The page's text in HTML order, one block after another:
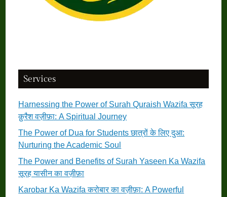
Services
Harnessing the Power of Surah Quraish Wazifa सूरह
क़ुरैश वज़ीफ़ा: A Spiritual Journey
The Power of Dua for Students छात्रों के लिए दुआ:
Nurturing the Academic Soul
The Power and Benefits of Surah Yaseen Ka Wazifa
सूरह यासीन का वज़ीफ़ा
Karobar Ka Wazifa करोबार का वज़ीफ़ा: A Powerful